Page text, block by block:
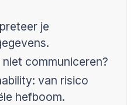
je
communiceren?
van risico
hefboom.